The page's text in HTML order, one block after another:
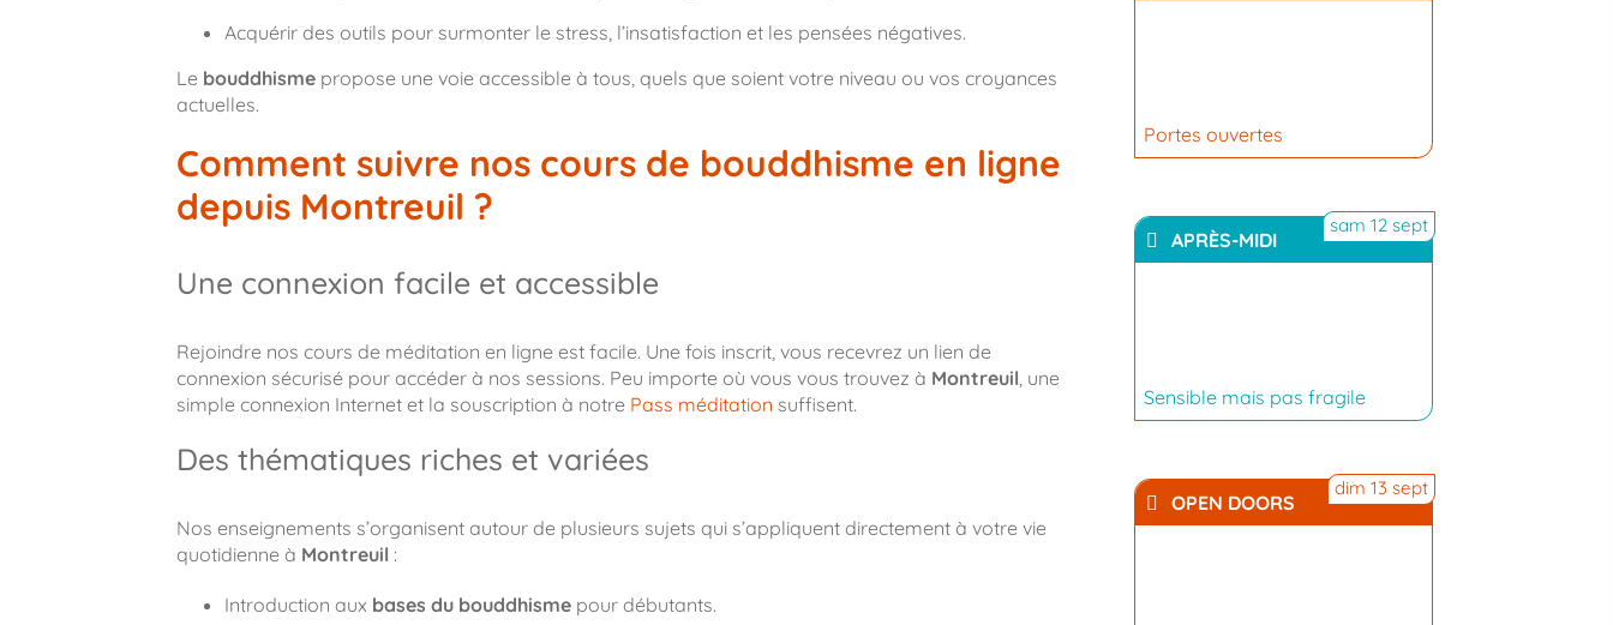
Acquérir des outils pour surmonter le stress, l’insatisfaction et les pensées négatives.
Le bouddhismepropose une voie accessible à tous, quels que soient votre niveau ou vos croyances
actuelles.
Comment suivre nos cours de bouddhisme en ligne
depuis Montreuil ?
Une connexion facile et accessible
Rejoindre nos cours de méditation en ligne est facile. Une fois inscrit, vous recevrez un lien de
connexion sécurisé pour accéder à nos sessions. Peu importe où vous vous trouvez à Montreuil, une
simple connexion Internet et la souscription à notre Pass méditation suffisent.
Des thématiques riches et variées
Nos enseignements s’organisent autour de plusieurs sujets qui s’appliquent directement à votre vie
quotidienne à Montreuil :
Introduction aux bases du bouddhismepour débutants.
Portes ouvertes
APRÈS-MIDI
sam 12 sept
Sensible mais pas fragile
OPEN DOORS
dim 13 sept